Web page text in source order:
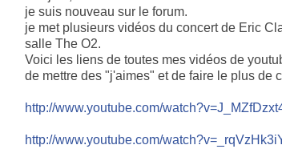
je suis nouveau sur le forum.
je met plusieurs vidéos du concert de Eric
salle The O2.
Voici les liens de toutes mes vidéos de
de mettre des "j'aimes" et de faire le plus de
http://www.youtube.com/
http://www.youtube.com/